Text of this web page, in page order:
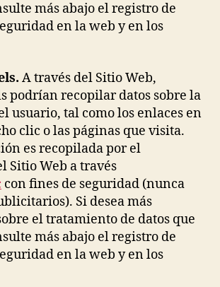
más abajo el registro de
en la web y en los
A través del Sitio Web,
podrían recopilar datos sobre la
usuario, tal como los enlaces en
clic o las páginas que visita.
es recopilada por el
Sitio Web a través
con fines de seguridad (nunca
Si desea más
el tratamiento de datos que
más abajo el registro de
en la web y en los